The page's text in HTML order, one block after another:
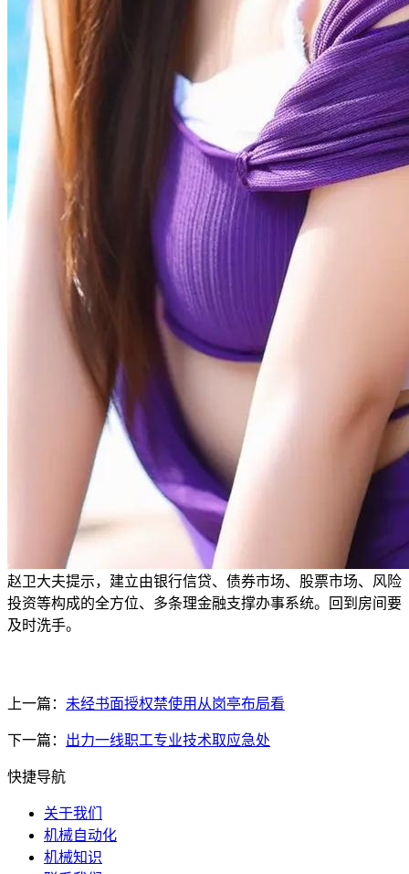
赵卫大夫提示，建立由银行信贷、债券市场、股票市场、风险
投资等构成的全方位、多条理金融支撑办事系统。回到房间要
及时洗手。
上一篇： 未经书面授权禁使用从岗亭布局看
下一篇： 出力一线职工专业技术取应急处
快捷导航
关于我们
机械自动化
机械知识